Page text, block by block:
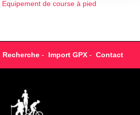
Recherche- Import GPX- Contact